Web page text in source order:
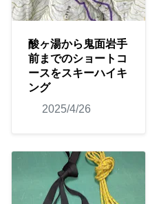
酸ヶ湯から鬼面岩手
前までのショートコ
ースをスキーハイキ
ング
2025/4/26